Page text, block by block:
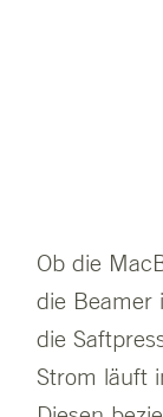
Ob die
die Beamer
die
Strom läuft